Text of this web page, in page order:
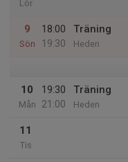
Lör
9
Sön
18:00
19:30
Träning
Heden
10
Mån
19:30
21:00
Träning
Heden
11
Tis